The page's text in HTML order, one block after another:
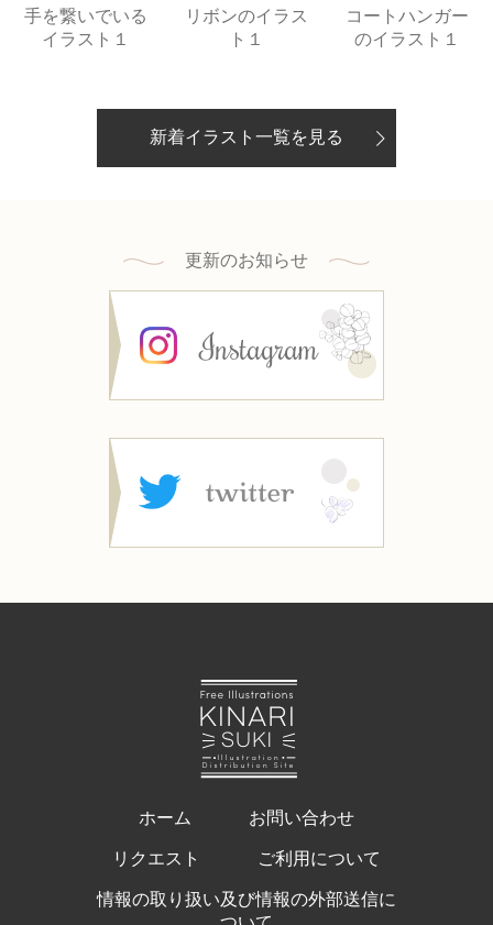
手を繋いでいる
イラスト１
リボンのイラス
ト１
コートハンガー
のイラスト１
新着イラスト一覧を見る
更新のお知らせ
ホーム お問い合わせ
リクエスト ご利用について
情報の取り扱い及び情報の外部送信に